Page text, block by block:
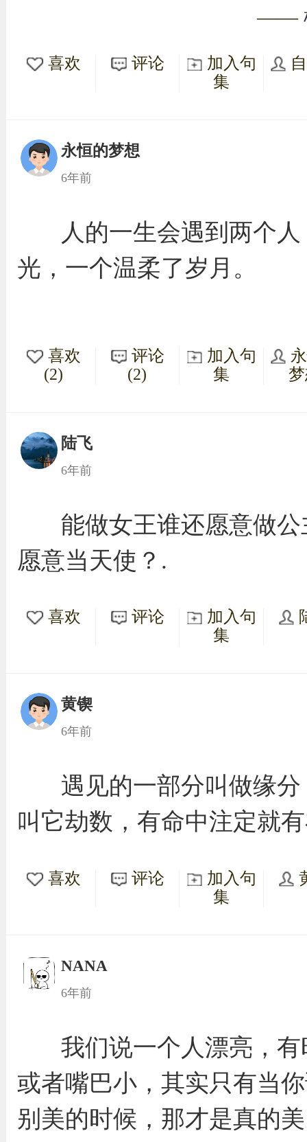
——
喜欢 评论
加入句
集
永恒的梦想
6年前
人的一生会遇到两个
光，一个温柔了岁月。
喜欢
(2)
评论
(2)
加入句
集
陆飞
6年前
能做女王谁还愿意做
愿意当天使？.
喜欢 评论
加入句
集
黄锲
6年前
遇见的一部分叫做缘
叫它劫数，有命中注定就
喜欢 评论
加入句
集
NANA
6年前
我们说一个人漂亮，
或者嘴巴小，其实只有当
别美的时候，那才是真的